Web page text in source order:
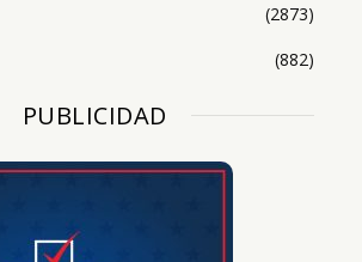
(2873)
(882)
PUBLICIDAD